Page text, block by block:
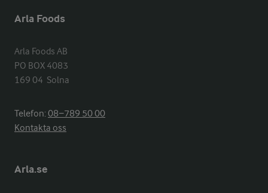
Arla Foods
Arla Foods AB
PO BOX 4083
169 04  Solna
Telefon:08−789 50 00
Kontakta oss
Arla.se